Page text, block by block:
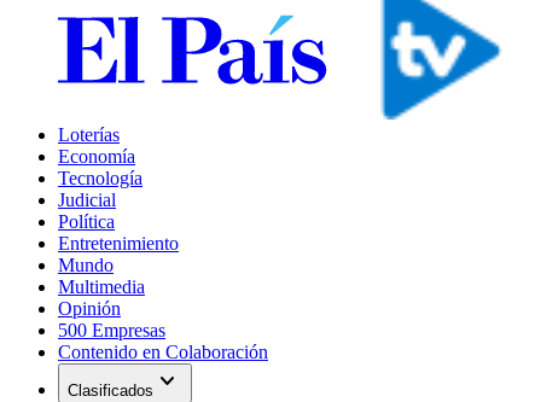
Loterías
Economía
Tecnología
Judicial
Política
Entretenimiento
Mundo
Multimedia
Opinión
500 Empresas
Contenido en Colaboración
Clasificados expand_more